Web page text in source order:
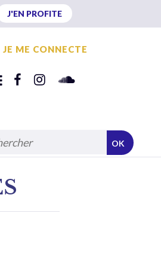
J'EN PROFITE
JE ME CONNECTE
OK